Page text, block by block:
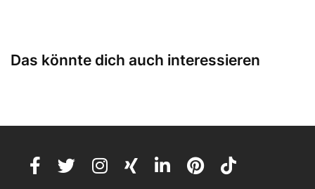
Das könnte dich auch interessieren